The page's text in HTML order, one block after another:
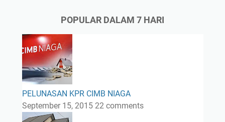
POPULAR DALAM 7 HARI
PELUNASAN KPR CIMB NIAGA
September 15, 2015 22 comments